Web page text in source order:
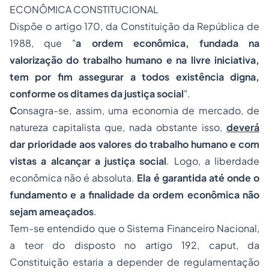
ECONÔMICA CONSTITUCIONAL
Dispõe o artigo 170, da Constituição da República de
1988, que "a ordem econômica, fundada na
valorização do trabalho humano e na livre iniciativa,
tem por fim assegurar a todos existência digna,
conforme os ditames da justiça social".
Consagra-se, assim, uma economia de mercado, de
natureza capitalista que, nada obstante isso, deverá
dar prioridade aos valores do trabalho humano e com
vistas a alcançar a justiça social. Logo, a liberdade
econômica não é absoluta. Ela é garantida até onde o
fundamento e a finalidade da ordem econômica não
sejam ameaçados.
Tem-se entendido que o Sistema Financeiro Nacional,
a teor do disposto no artigo 192, caput, da
Constituição estaria a depender de regulamentação